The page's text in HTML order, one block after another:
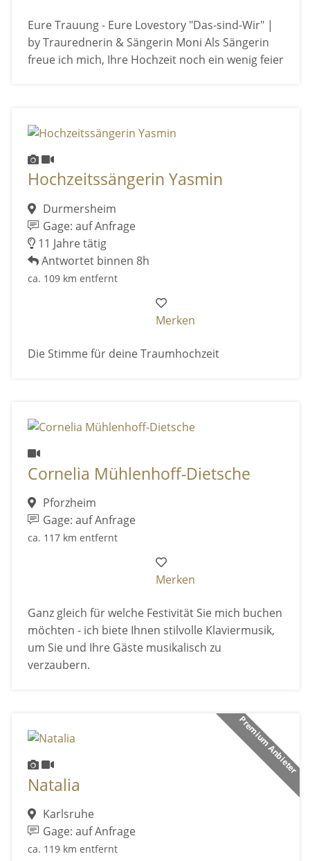
Eure Trauung - Eure Lovestory "Das-sind-Wir" |
by Traurednerin & Sängerin Moni Als Sängerin
freue ich mich, Ihre Hochzeit noch ein wenig feier
Hochzeitssängerin Yasmin
Durmersheim
Gage: auf Anfrage
11 Jahre tätig
Antwortet binnen 8h
ca. 109 km entfernt
Merken
Die Stimme für deine Traumhochzeit
Cornelia Mühlenhoff-Dietsche
Pforzheim
Gage: auf Anfrage
ca. 117 km entfernt
Merken
Ganz gleich für welche Festivität Sie mich buchen
möchten - ich biete Ihnen stilvolle Klaviermusik,
um Sie und Ihre Gäste musikalisch zu
verzaubern.
Premium Anbieter
Natalia
Karlsruhe
Gage: auf Anfrage
ca. 119 km entfernt